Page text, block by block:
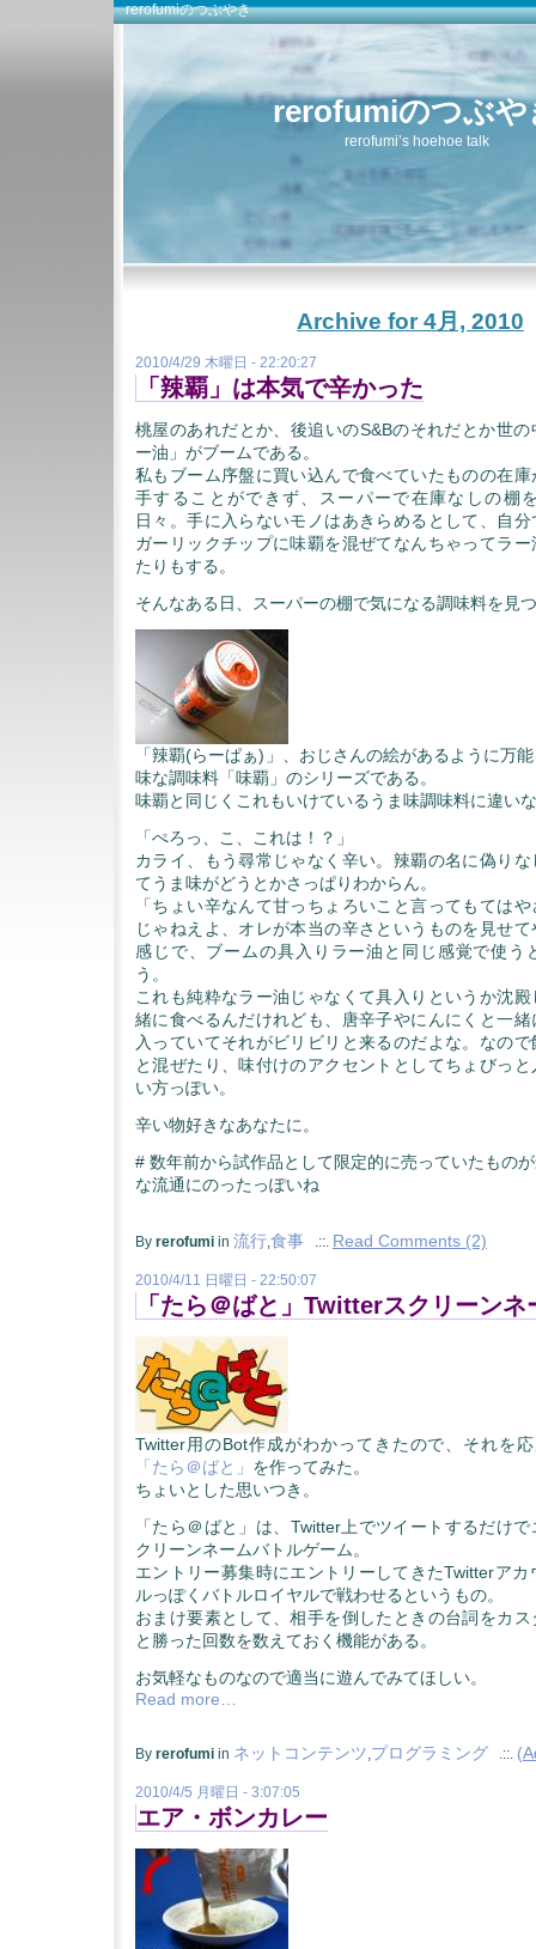
rerofumiのつぶやき
rerofumiのつぶや
rerofumi’s hoehoe talk
Archive for 4月, 2010
2010/4/29 木曜日 - 22:20:27
「辣覇」は本気で辛かった
桃屋のあれだとか、後追いのS&Bのそれだとか世
ー油」がブームである。
私もブーム序盤に買い込んで食べていたものの在
手することができず、スーパーで在庫なしの棚
日々。手に入らないモノはあきらめるとして、自
ガーリックチップに味覇を混ぜてなんちゃってラ
たりもする。
そんなある日、スーパーの棚で気になる調味料を見
「辣覇(らーぱぁ)」、おじさんの絵があるように万
味な調味料「味覇」のシリーズである。
味覇と同じくこれもいけているうま味調味料に違い
「ぺろっ、こ、これは！？」
カライ、もう尋常じゃなく辛い。辣覇の名に偽り
てうま味がどうとかさっぱりわからん。
「ちょい辛なんて甘っちょろいこと言ってもては
じゃねえよ、オレが本当の辛さというものを見せ
感じで、ブームの具入りラー油と同じ感覚で使う
う。
これも純粋なラー油じゃなくて具入りというか沈
緒に食べるんだけれども、唐辛子やにんにくと一
入っていてそれがビリビリと来るのだよな。なの
と混ぜたり、味付けのアクセントとしてちょびっ
い方っぽい。
辛い物好きなあなたに。
# 数年前から試作品として限定的に売っていたもの
な流通にのったっぽいね
By rerofumi in 流行食事 .::. Read Comments (2)
2010/4/11 日曜日 - 22:50:07
「たら＠ばと」Twitterスクリーンネ
Twitter用のBot作成がわかってきたので、それを
「たら＠ばと」 を作ってみた。
ちょいとした思いつき。
「たら＠ばと」は、Twitter上でツイートするだけ
クリーンネームバトルゲーム。
エントリー募集時にエントリーしてきたTwitterアカ
ルっぽくバトルロイヤルで戦わせるというもの。
おまけ要素として、相手を倒したときの台詞をカ
と勝った回数を数えておく機能がある。
お気軽なものなので適当に遊んでみてほしい。
Read more…
By rerofumi in ネットコンテンツ プログラミング .::. (
2010/4/5 月曜日 - 3:07:05
エア・ボンカレー